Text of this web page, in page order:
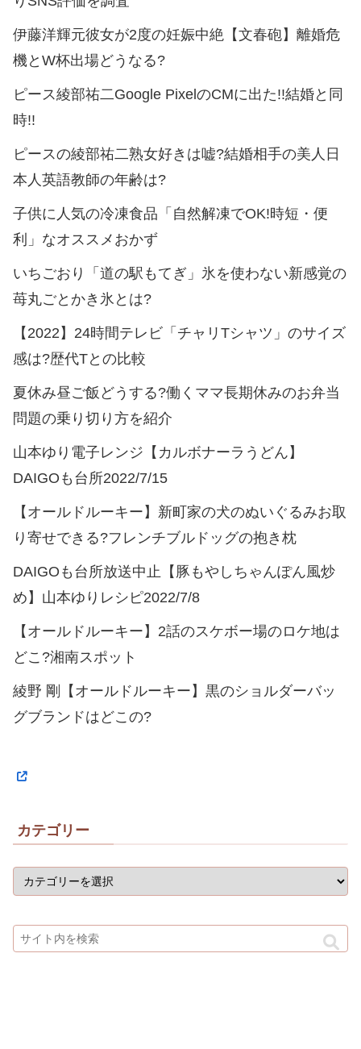
伊藤洋輝元彼女が2度の妊娠中絶【文春砲】離婚危
機とW杯出場どうなる?
ピース綾部祐二Google PixelのCMに出た!!結婚と同
時!!
ピースの綾部祐二熟女好きは嘘?結婚相手の美人日
本人英語教師の年齢は?
子供に人気の冷凍食品「自然解凍でOK!時短・便
利」なオススメおかず
いちごおり「道の駅もてぎ」氷を使わない新感覚の
苺丸ごとかき氷とは?
【2022】24時間テレビ「チャリTシャツ」のサイズ
感は?歴代Tとの比較
夏休み昼ご飯どうする?働くママ長期休みのお弁当
問題の乗り切り方を紹介
山本ゆり電子レンジ【カルボナーラうどん】
DAIGOも台所2022/7/15
【オールドルーキー】新町家の犬のぬいぐるみお取
り寄せできる?フレンチブルドッグの抱き枕
DAIGOも台所放送中止【豚もやしちゃんぽん風炒
め】山本ゆりレシピ2022/7/8
【オールドルーキー】2話のスケボー場のロケ地は
どこ?湘南スポット
綾野 剛【オールドルーキー】黒のショルダーバッ
グブランドはどこの?
カテゴリー